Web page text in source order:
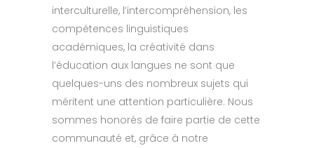
interculturelle, l’intercompréhension, les
compétences linguistiques
académiques, la créativité dans
l’éducation aux langues ne sont que
quelques-uns des nombreux sujets qui
méritent une attention particulière. Nous
sommes honorés de faire partie de cette
communauté et, grâce à notre